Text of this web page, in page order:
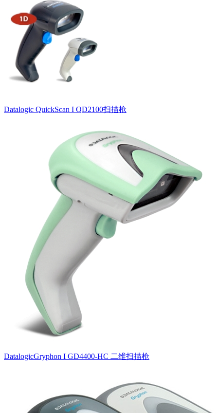
Datalogic QuickScan I QD2100扫描枪
DatalogicGryphon I GD4400-HC 二维扫描枪